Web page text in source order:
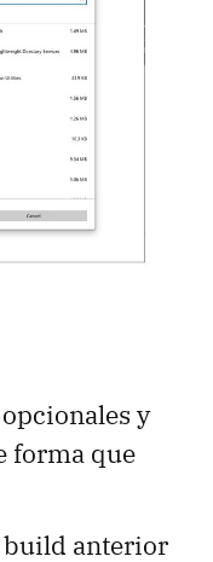
y
forma que
build anterior